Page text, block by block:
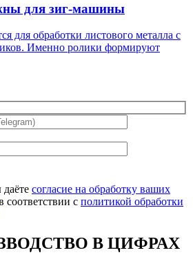
для зиг-машины
для обработки листового металла с
Именно ролики формируют
согласие на обработку ваших
соответствии с политикой обработки
В ЦИФРАХ